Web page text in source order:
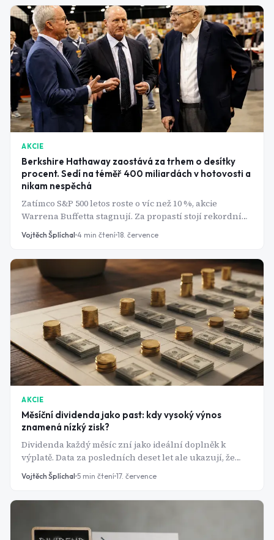
AKCIE
Berkshire Hathaway zaostává za trhem o desítky
procent. Sedí na téměř 400 miliardách v hotovosti a
nikam nespěchá
Zatímco S&P 500 letos roste o víc než 10 %, akcie
Warrena Buffetta stagnují. Za propastí stojí rekordní
hotovostní polštář a nový muž na kapitánském můstku.
Vojtěch Šplíchal 4 min čtení 18. července
AKCIE
Měsíční dividenda jako past: kdy vysoký výnos
znamená nízký zisk?
Dividenda každý měsíc zní jako ideální doplněk k
výplatě. Data za posledních deset let ale ukazují, že
nejvyšší výnos často znamená nejhorší výsledek.
Vojtěch Šplíchal 5 min čtení 17. července